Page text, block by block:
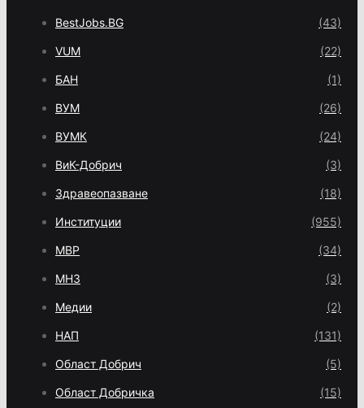
BestJobs.BG (43)
VUM (22)
БАН (1)
ВУМ (26)
ВУМК (24)
ВиК-Добрич (3)
Здравеопазване (18)
Институции (955)
МВР (34)
МНЗ (3)
Медии (2)
НАП (131)
Област Добрич (5)
Област Добричка (15)